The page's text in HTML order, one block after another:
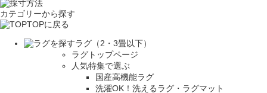
カテゴリーから探す
TOPに戻る
ラグ（2・3畳以下）
ラグトップページ
人気特集で選ぶ
国産高機能ラグ
洗濯OK！洗えるラグ・ラグマット